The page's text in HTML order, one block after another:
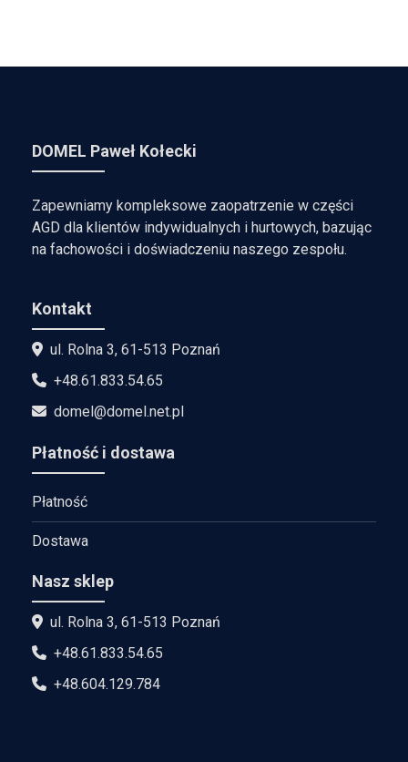
DOMEL Paweł Kołecki
Zapewniamy kompleksowe zaopatrzenie w części
AGD dla klientów indywidualnych i hurtowych, bazując
na fachowości i doświadczeniu naszego zespołu.
Kontakt
ul. Rolna 3, 61-513 Poznań
+48.61.833.54.65
domel@domel.net.pl
Płatność i dostawa
Płatność
Dostawa
Nasz sklep
ul. Rolna 3, 61-513 Poznań
+48.61.833.54.65
+48.604.129.784